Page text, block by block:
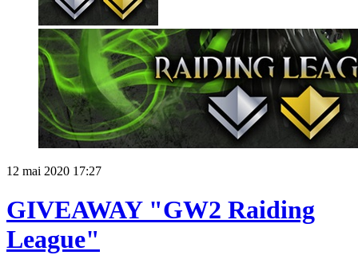
12 mai 2020 17:27
GIVEAWAY "GW2 Raiding
League"